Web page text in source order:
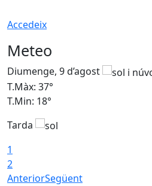
Accedeix
Meteo
Diumenge, 9 d’agost
T.Màx: 37°
T.Min: 18°
Tarda
1
2
AnteriorSegüent